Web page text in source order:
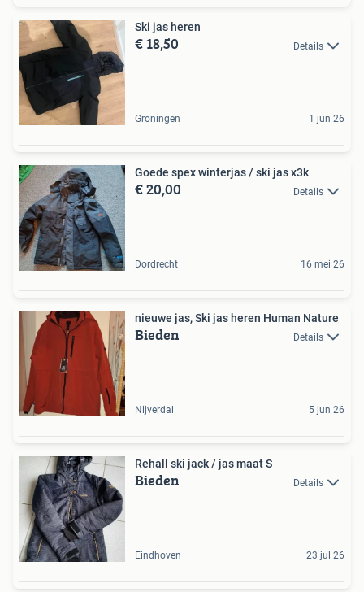
Ski jas heren
€ 18,50 Details
Groningen 1 jun 26
Goede spex winterjas / ski jas x3k
€ 20,00 Details
Dordrecht 16 mei 26
nieuwe jas, Ski jas heren Human Nature
Bieden Details
Nijverdal 5 jun 26
Rehall ski jack / jas maat S
Bieden Details
Eindhoven 23 jul 26